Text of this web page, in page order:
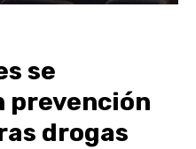
se
prevención
drogas